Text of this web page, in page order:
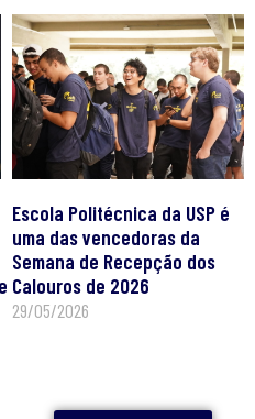
Escola Politécnica da USP é
uma das vencedoras da
Semana de Recepção dos
Calouros de 2026
29/05/2026